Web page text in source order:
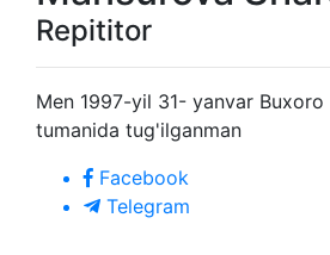
Repititor
Men 1997-yil 31- yanvar Buxoro
tumanida tug'ilganman
Facebook
Telegram